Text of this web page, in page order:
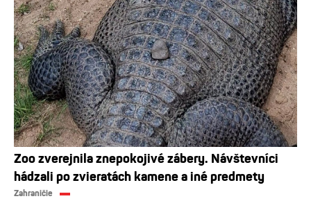
Zoo zverejnila znepokojivé zábery. Návštevníci
hádzali po zvieratách kamene a iné predmety
Zahraničie